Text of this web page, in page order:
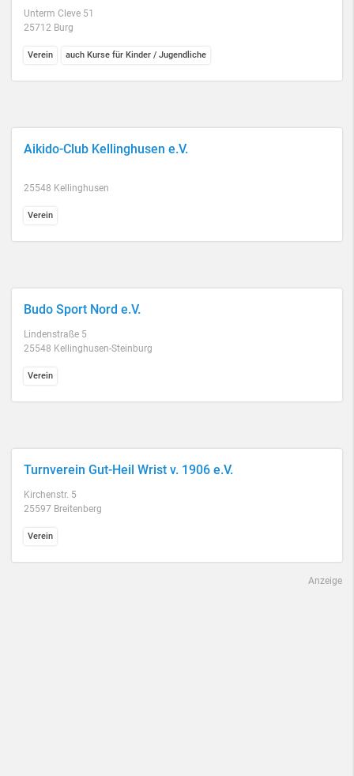
Unterm Cleve 51
25712 Burg
Verein auch Kurse für Kinder / Jugendliche
Aikido-Club Kellinghusen e.V.
25548 Kellinghusen
Verein
Budo Sport Nord e.V.
Lindenstraße 5
25548 Kellinghusen-Steinburg
Verein
Turnverein Gut-Heil Wrist v. 1906 e.V.
Kirchenstr. 5
25597 Breitenberg
Verein
Anzeige